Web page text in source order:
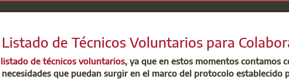
de Técnicos Voluntarios para
listado de técnicos voluntarios, ya que en estos momentos contamos
que puedan surgir en el marco del protocolo establecido